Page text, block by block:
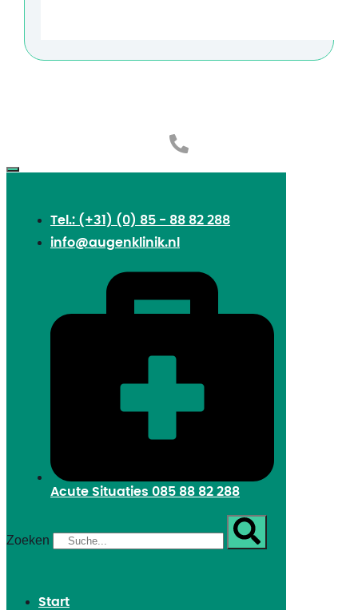
Tel.: (+31) (0) 85 - 88 82 288
info@augenklinik.nl
Acute Situaties 085 88 82 288
Zoeken
Start